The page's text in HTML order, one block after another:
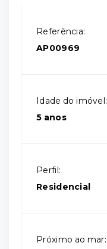
Referência:
AP00969
Idade do imóvel:
5 anos
Perfil:
Residencial
Próximo ao mar: